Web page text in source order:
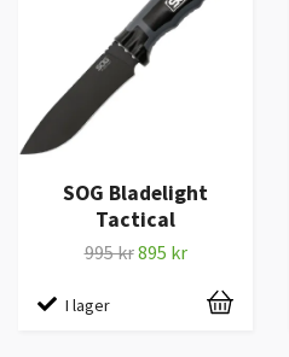
SOG Bladelight
Tactical
995 kr895 kr
I lager